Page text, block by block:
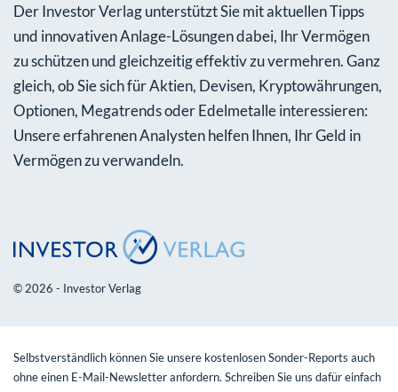
Der Investor Verlag unterstützt Sie mit aktuellen Tipps
und innovativen Anlage-Lösungen dabei, Ihr Vermögen
zu schützen und gleichzeitig effektiv zu vermehren. Ganz
gleich, ob Sie sich für Aktien, Devisen, Kryptowährungen,
Optionen, Megatrends oder Edelmetalle interessieren:
Unsere erfahrenen Analysten helfen Ihnen, Ihr Geld in
Vermögen zu verwandeln.
© 2026 - Investor Verlag
Selbstverständlich können Sie unsere kostenlosen Sonder-Reports auch
ohne einen E-Mail-Newsletter anfordern. Schreiben Sie uns dafür einfach